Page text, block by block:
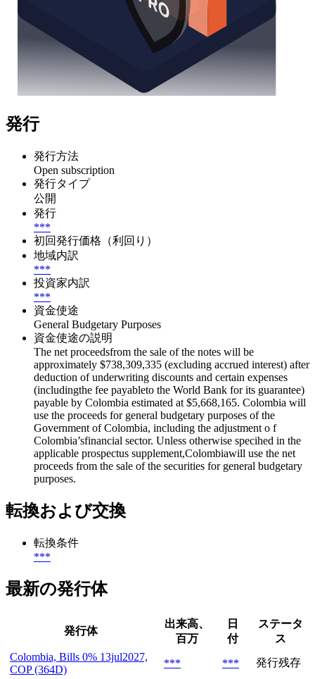
発行
発行方法
Open subscription
発行タイプ
公開
発行
***
初回発行価格（利回り）
地域内訳
***
投資家内訳
***
資金使途
General Budgetary Purposes
資金使途の説明
The net proceedsfrom the sale of the notes will be
approximately $738,309,335 (excluding accrued interest) after
deduction of underwriting discounts and certain expenses
(includingthe fee payableto the World Bank for its guarantee)
payable by Colombia estimated at $5,668,165. Colombia will
use the proceeds for general budgetary purposes of the
Government of Colombia, including the adjustment o f
Colombia’sfinancial sector. Unless otherwise specihed in the
applicable prospectus supplement,Colombiawill use the net
proceeds from the sale of the securities for general budgetary
purposes.
転換および交換
転換条件
***
最新の発行体
発行体
出来高、
百万
日
付
ステータ
ス
Colombia, Bills 0% 13jul2027,
COP (364D)
*** ***
発行残存